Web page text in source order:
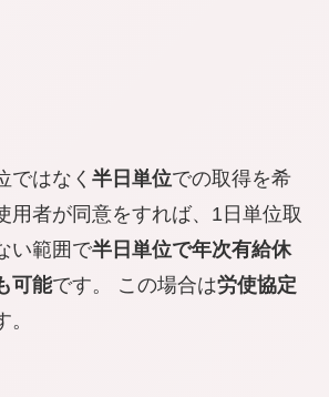
ではなく 半日単位での取得を希
用者が同意をすれば、1日単位取
い範囲で半日単位で年次有給休
可能です。 この場合は労使協定
。